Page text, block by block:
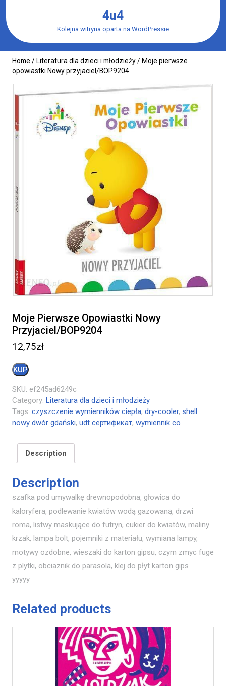
content
4u4
Kolejna witryna oparta na WordPressie
Home / Literatura dla dzieci i młodzieży/ Moje pierwsze
opowiastki Nowy przyjaciel/BOP9204
Moje Pierwsze Opowiastki Nowy
Przyjaciel/BOP9204
12,75zł
KUP
SKU: ef245ad6249c
Category: Literatura dla dzieci i młodzieży
Tags: czyszczenie wymienników ciepła, dry-cooler, shell
nowy dwór gdański, udt сертификат, wymiennik co
Description
Description
szafka pod umywalkę drewnopodobna, głowica do
kaloryfera, podlewanie kwiatów wodą gazowaną, drzwi
roma, listwy maskujące do futryn, cukier do kwiatów, maliny
krzak, lampa bolt, pojemniki z materiału, wymiana lampy,
motywy ozdobne, wieszaki do karton gipsu, czym zmyc fuge
z plytki, obciaznik do parasola, klej do płyt karton gips
yyyyy
Related products